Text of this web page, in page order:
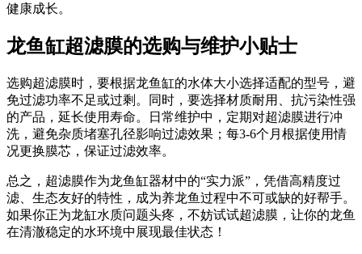
健康成长。
龙鱼缸超滤膜的选购与维护小贴士
选购超滤膜时，要根据龙鱼缸的水体大小选择适配的型号，避
免过滤功率不足或过剩。同时，要选择材质耐用、抗污染性强
的产品，延长使用寿命。日常维护中，定期对超滤膜进行冲
洗，避免杂质堵塞孔径影响过滤效果；每3-6个月根据使用情
况更换膜芯，保证过滤效率。
总之，超滤膜作为龙鱼缸器材中的“实力派”，凭借高精度过
滤、生态友好的特性，成为养龙鱼过程中不可或缺的好帮手。
如果你正为龙缸水质问题头疼，不妨试试超滤膜，让你的龙鱼
在清澈稳定的水环境中展现最佳状态！